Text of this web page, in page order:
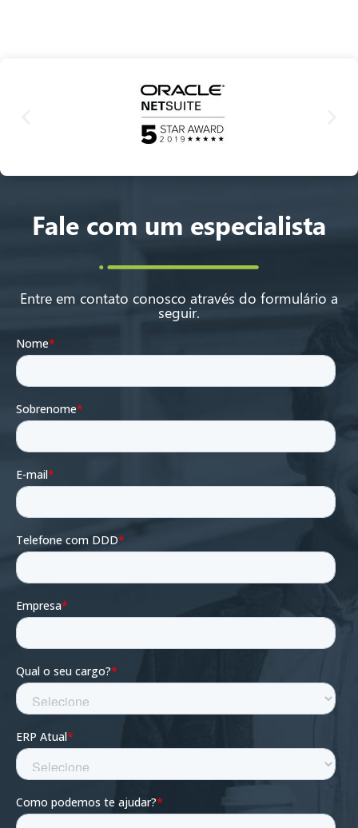
Fale com um especialista
Entre em contato conosco através do formulário a
seguir.